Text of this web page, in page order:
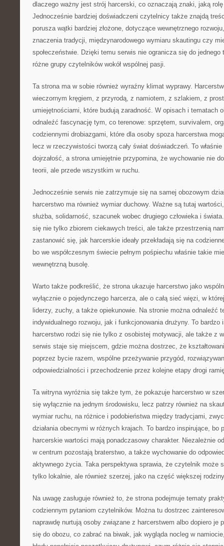
dlaczego ważny jest strój harcerski, co oznaczają znaki, jaką
Jednocześnie bardziej doświadczeni czytelnicy także znajdą
porusza wątki bardziej złożone, dotyczące wewnętrznego
znaczenia tradycji, międzynarodowego wymiaru skautingu czy
społeczeństwie. Dzięki temu serwis nie ogranicza się do jednego
różne grupy czytelników wokół wspólnej pasji.
Ta strona ma w sobie również wyraźny klimat wyprawy.
wieczornym kręgiem, z przyrodą, z namiotem, z szlakiem, z
umiejętnościami, które budują zaradność. W opisach i tematach
odnaleźć fascynację tym, co terenowe: sprzętem, survivalem,
codziennymi drobiazgami, które dla osoby spoza harcerstwa
lecz w rzeczywistości tworzą cały świat doświadczeń. To
dojrzałość, a strona umiejętnie przypomina, że wychowanie nie
teorii, ale przede wszystkim w ruchu.
Jednocześnie serwis nie zatrzymuje się na samej obozowym
harcerstwo ma również wymiar duchowy. Ważne są tutaj
służba, solidarność, szacunek wobec drugiego człowieka i
się nie tylko zbiorem ciekawych treści, ale także przestrzenią
zastanowić się, jak harcerskie ideały przekładają się na
bo we współczesnym świecie pełnym pośpiechu właśnie takie
wewnętrzną busolę.
Warto także podkreślić, że strona ukazuje harcerstwo jako
wyłącznie o pojedynczego harcerza, ale o całą sieć więzi, w
liderzy, zuchy, a także opiekunowie. Na stronie można odnaleźć
indywidualnego rozwoju, jak i funkcjonowania drużyny. To bardzo
harcerstwo rodzi się nie tylko z osobistej motywacji, ale także z
serwis staje się miejscem, gdzie można dostrzec, że
poprzez bycie razem, wspólne przeżywanie przygód,
odpowiedzialności i przechodzenie przez kolejne etapy drogi
Ta witryna wyróżnia się także tym, że pokazuje harcerstwo w
się wyłącznie na jednym środowisku, lecz patrzy również na
wymiar ruchu, na różnice i podobieństwa między tradycjami,
działania obecnymi w różnych krajach. To bardzo inspirujące, bo
harcerskie wartości mają ponadczasowy charakter. Niezależnie
w centrum pozostają braterstwo, a także wychowanie do
aktywnego życia. Taka perspektywa sprawia, że czytelnik może
tylko lokalnie, ale również szerzej, jako na część większej
Na uwagę zasługuje również to, że strona podejmuje tematy
codziennym pytaniom czytelników. Można tu dostrzec
naprawdę nurtują osoby związane z harcerstwem albo dopiero je
się do obozu, co zabrać na biwak, jak wygląda nocleg w